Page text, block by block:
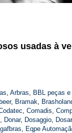
usadas à
, Arbras, BBL peças e
, Bramak,
, Comadis,
, Donar, Dosaggio, Dosar
, Eqpe